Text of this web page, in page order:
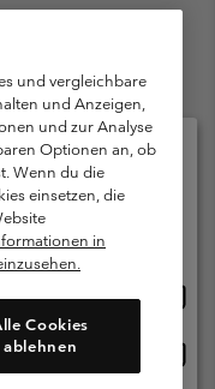
Garantie
Programms
Uhr
und vergleichbare
und Anzeigen,
und zur Analyse
Optionen an, ob
Wenn du die
einsetzen, die
in
Cookies
ablehnen
Ihre Sprache